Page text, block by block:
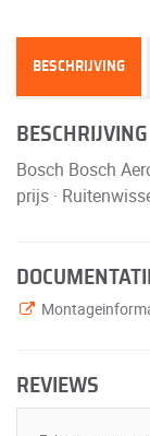
BESCHRIJVING
BESCHRIJVING
Bosch Bosch
prijs ·
REVIEWS